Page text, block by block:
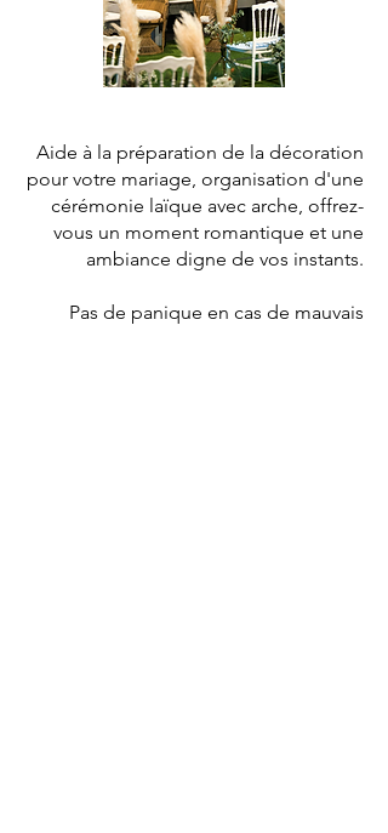
Aide à la préparation de la décoration
pour votre mariage, organisation d'une
cérémonie laïque avec arche, offrez-
vous un moment romantique et une
ambiance digne de vos instants.
Pas de panique en cas de mauvais